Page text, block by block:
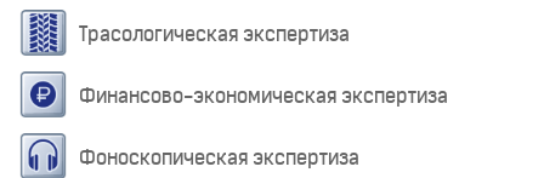
Трасологическая экспертиза
Финансово-экономическая экспертиза
Фоноскопическая экспертиза